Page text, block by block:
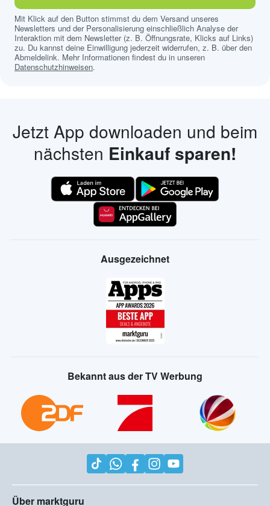
Mit Klick auf den Button stimmst du dem Versand unseres
Newsletters und der Personalisierung einschließlich Analyse der
Interaktion mit dem Newsletter (z. B. Öffnungsrate, Klicks auf Links)
zu. Du kannst deine Einwilligung jederzeit widerrufen, z. B. über den
Abmeldelink. Mehr Informationen findest du in unseren
Datenschutzhinweisen.
Jetzt App downloaden und beim
nächsten Einkauf sparen!
Ausgezeichnet
Bekannt aus der TV Werbung
Über marktguru